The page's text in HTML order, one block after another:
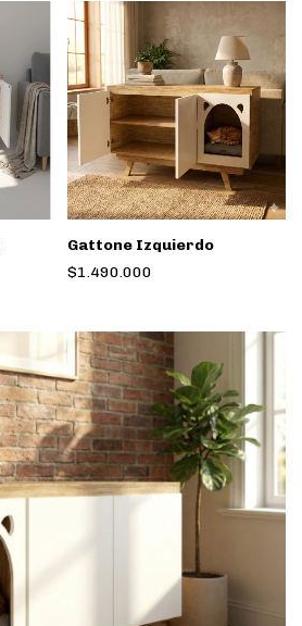
Gattone Izquierdo
$1.490.000